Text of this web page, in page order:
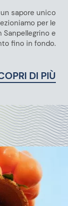
sapore unico
per le
e
fino in fondo.
DI PIÙ